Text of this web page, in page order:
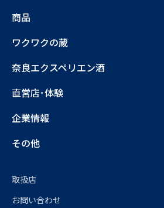
商品
ワクワクの蔵
奈良エクスペリエン酒
直営店･体験
企業情報
その他
取扱店
お問い合わせ